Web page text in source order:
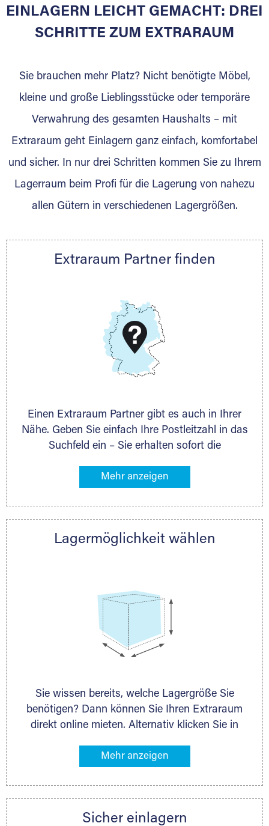
Sie bieten Kunden Lagerraum zur Miete, der
für die Einlagerung von Umzugsgut gebaut
Lagerkunden und Vermietungen.
Ihre Vorteile als Extraraum Partner:
Marktgerechte Preise
Digitale Buchungsplattform
Gewinnung von Neukunden
Nachricht.
Telefon:+49 6145 5442 - 404
DMG Aktiengesellschaft
www.dmg-ag.com
EINLAGERN LEICHT GEMACHT: DREI
SCHRITTE ZUM EXTRARAUM
Sie brauchen mehr Platz? Nicht benötigte Möbel,
kleine und große Lieblingsstücke oder temporäre
Verwahrung des gesamten Haushalts – mit
Extraraum geht Einlagern ganz einfach, komfortabel
und sicher. In nur drei Schritten kommen Sie zu Ihrem
Lagerraum beim Profi für die Lagerung von nahezu
allen Gütern in verschiedenen Lagergrößen.
Extraraum Partner finden
Einen Extraraum Partner gibt es auch in Ihrer
Nähe. Geben Sie einfach Ihre Postleitzahl in das
Suchfeld ein – Sie erhalten sofort die
Lagermöglichkeiten in Ihrer Nähe. An zahlreichen
direkt online mieten. Gibt es Extraraum noch
nächstgelegenen Partner und besprechen alles
Lagermöglichkeit wählen
Sie wissen bereits, welche Lagergröße Sie
benötigen? Dann können Sie Ihren Extraraum
direkt online mieten. Alternativ klicken Sie in
Gegenstände an, die Sie einlagern möchten –
ermittelt. Natürlich steht Ihnen Ihr Extraraum
persönlich hinsichtlich Lagervolumen und zu
Sicher einlagern